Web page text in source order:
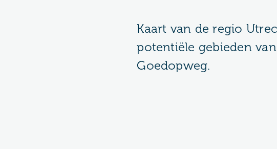
Kaart van de regio
potentiële gebieden
Goedopweg.